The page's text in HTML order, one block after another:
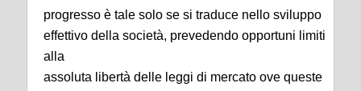
progresso è tale solo se si traduce nello sviluppo
effettivo della società, prevedendo opportuni limiti
alla
assoluta libertà delle leggi di mercato ove queste